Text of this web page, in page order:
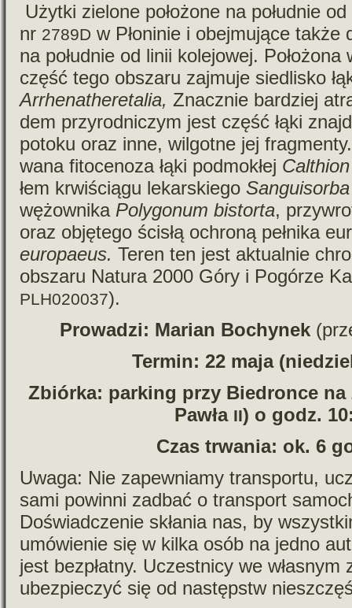
Użytki zie­lone poło­żone na połu­dnie
nr 2789D w Płoninie i obej­mu­jące także
na połu­dnie od linii kole­jo­wej. Położona
część tego obszaru zaj­muje sie­dli­sko
Arrhenatheretalia, Znacznie bar­dziej
dem przy­rod­ni­czym jest część łąki
potoku oraz inne, wil­gotne jej
wana fito­ce­noza łąki pod­mo­kłej
łem krwi­ściągu lekar­skiego
wężow­nika Polygonum bistorta,
oraz obję­tego ścisłą ochroną peł­nika
euro­pa­eus. Teren ten jest aktu­al­nie
obszaru Natura 2000 Góry i Pogórze
PLH020037).
Prowadzi: Marian Bochynek
Termin: 22 maja
Zbiórka: par­king przy Biedronce na
Pawła II) o godz.
Czas trwa­nia: ok. 6
Uwaga: Nie zapew­niamy trans­portu,
sami powinni zadbać o trans­port
Doświadczenie skła­nia nas, by
umó­wie­nie się w kilka osób na jedno
jest bez­płatny. Uczestnicy we wła­snym
ubez­pie­czyć się od następstw